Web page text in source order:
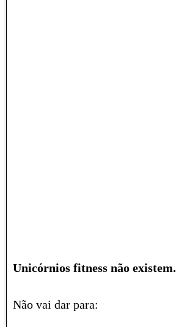
Unicórnios fitness não existem.
Não vai dar para: